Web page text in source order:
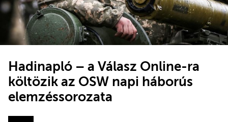
Hadinapló – a Válasz Online-ra
költözik az OSW napi háborús
elemzéssorozata